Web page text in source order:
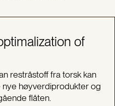
of
restråstoff fra torsk kan
høyverdiprodukter og
flåten.